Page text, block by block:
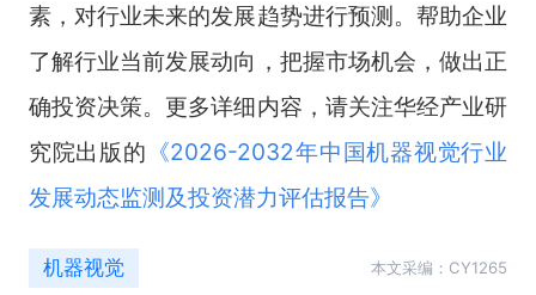
素，对行业未来的发展趋势进行预测。帮助企业
了解行业当前发展动向，把握市场机会，做出正
确投资决策。更多详细内容，请关注华经产业研
究院出版的 《2026-2032年中国机器视觉行业
发展动态监测及投资潜力评估报告》
机器视觉 本文采编：CY1265